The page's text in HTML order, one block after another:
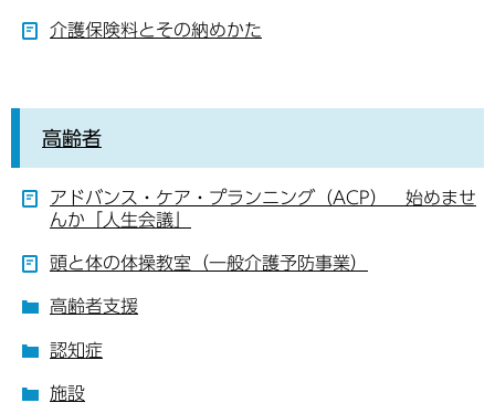
介護保険料とその納めかた
高齢者
アドバンス・ケア・プランニング（ACP） 始めませ
んか「人生会議」
頭と体の体操教室（一般介護予防事業）
高齢者支援
認知症
施設